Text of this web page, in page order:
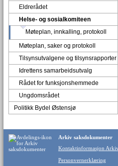
Eldrerådet
Helse- og sosialkomiteen
Møteplan, innkalling, protokoll
Møteplan, saker og protokoll
Tilsynsutvalgene og tilsynsrapporter
Idrettens samarbeidsutvalg
Rådet for funksjonshemmede
Ungdomsrådet
Politikk Bydel Østensjø
Arkiv saksdokumenter
Kontaktinformasjon
Personvernerklæring